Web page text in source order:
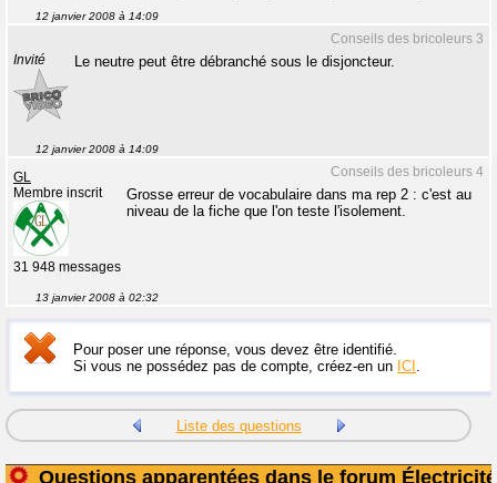
12 janvier 2008 à 14:09
Conseils des bricoleurs 3
Invité Le neutre peut être débranché sous le disjoncteur.
12 janvier 2008 à 14:09
Conseils des bricoleurs 4
GL
Membre inscrit
31 948 messages
Grosse erreur de vocabulaire dans ma rep 2 : c'est au
niveau de la fiche que l'on teste l'isolement.
13 janvier 2008 à 02:32
Pour poser une réponse, vous devez être identifié.
Si vous ne possédez pas de compte, créez-en un ICI .
Liste des questions
Questions apparentées dans le forum Électricité